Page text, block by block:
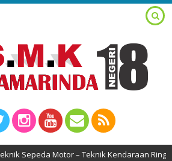
Motor – Teknik Kendaraan Ringan